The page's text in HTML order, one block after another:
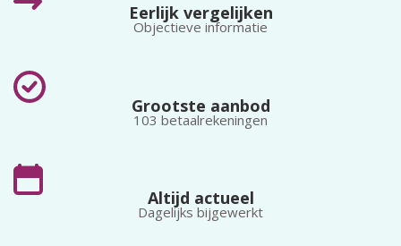
Eerlijk vergelijken
Objectieve informatie
Grootste aanbod
103 betaalrekeningen
Altijd actueel
Dagelijks bijgewerkt